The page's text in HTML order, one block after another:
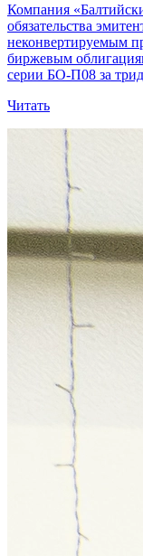
Компания
обязательства
неконвертируемым
биржевым
серии БО-П08 за
Читать